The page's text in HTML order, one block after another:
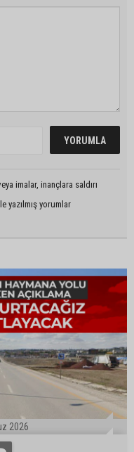
imalar, inançlara saldırı
yazılmış yorumlar
2026